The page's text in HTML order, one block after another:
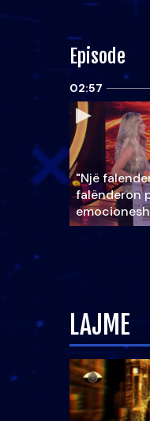
Episode
02:57
"Një
falënderon
LAJME